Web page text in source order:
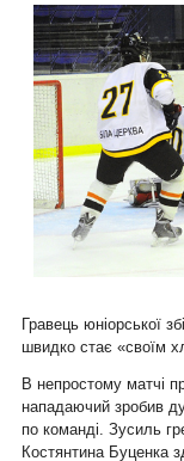
Гравець юніорської
швидко стає «своїм
В непростому матчі
нападаючий зробив
по команді. Зусиль
Костянтина Буценка